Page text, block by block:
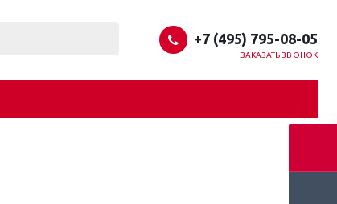
+7 (495) 795-08-05
ЗАКАЗАТЬ ЗВОНОК